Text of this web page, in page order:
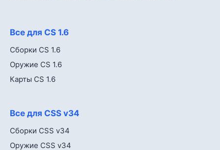
Все для CS 1.6
Сборки CS 1.6
Оружие CS 1.6
Карты CS 1.6
Все для CSS v34
Сборки CSS v34
Оружие CSS v34